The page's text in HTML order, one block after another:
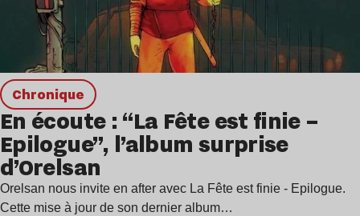
chronique
En écoute : “La Fête est finie –
Epilogue”, l’album surprise
d’Orelsan
Orelsan nous invite en after avec La Fête est finie - Epilogue.
Cette mise à jour de son dernier album…